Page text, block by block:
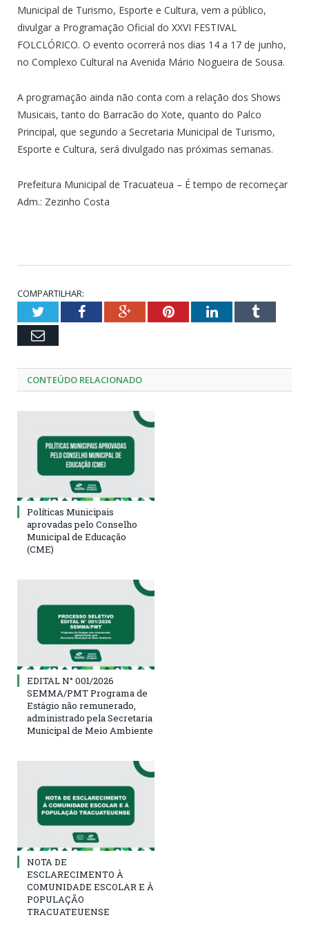
Municipal de Turismo, Esporte e Cultura, vem a público,
divulgar a Programação Oficial do XXVI FESTIVAL
FOLCLÓRICO. O evento ocorrerá nos dias 14 a 17 de junho,
no Complexo Cultural na Avenida Mário Nogueira de Sousa.
A programação ainda não conta com a relação dos Shows
Musicais, tanto do Barracão do Xote, quanto do Palco
Principal, que segundo a Secretaria Municipal de Turismo,
Esporte e Cultura, será divulgado nas próximas semanas.
Prefeitura Municipal de Tracuateua – É tempo de recomeçar
Adm.: Zezinho Costa
COMPARTILHAR:
TwitterFacebookGoogle+PinterestLinkedInTumblr
Email
CONTEÚDO RELACIONADO
Políticas Municipais
aprovadas pelo Conselho
Municipal de Educação
(CME)
EDITAL N° 001/2026
SEMMA/PMT Programa de
Estágio não remunerado,
administrado pela Secretaria
Municipal de Meio Ambiente
NOTA DE
ESCLARECIMENTO À
COMUNIDADE ESCOLAR E À
POPULAÇÃO
TRACUATEUENSE